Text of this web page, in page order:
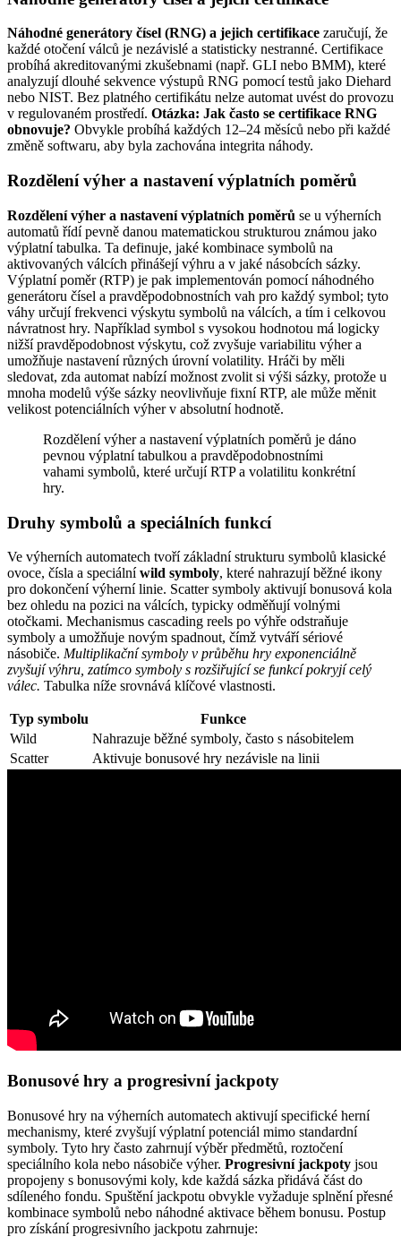
Náhodné generátory čísel (RNG) a jejich certifikace zaručují, že
každé otočení válců je nezávislé a statisticky nestranné. Certifikace
probíhá akreditovanými zkušebnami (např. GLI nebo BMM), které
analyzují dlouhé sekvence výstupů RNG pomocí testů jako Diehard
nebo NIST. Bez platného certifikátu nelze automat uvést do provozu
v regulovaném prostředí. Otázka: Jak často se certifikace RNG
obnovuje? Obvykle probíhá každých 12–24 měsíců nebo při každé
změně softwaru, aby byla zachována integrita náhody.
Rozdělení výher a nastavení výplatních poměrů
Rozdělení výher a nastavení výplatních poměrů se u výherních
automatů řídí pevně danou matematickou strukturou známou jako
výplatní tabulka. Ta definuje, jaké kombinace symbolů na
aktivovaných válcích přinášejí výhru a v jaké násobcích sázky.
Výplatní poměr (RTP) je pak implementován pomocí náhodného
generátoru čísel a pravděpodobnostních vah pro každý symbol; tyto
váhy určují frekvenci výskytu symbolů na válcích, a tím i celkovou
návratnost hry. Například symbol s vysokou hodnotou má logicky
nižší pravděpodobnost výskytu, což zvyšuje variabilitu výher a
umožňuje nastavení různých úrovní volatility. Hráči by měli
sledovat, zda automat nabízí možnost zvolit si výši sázky, protože u
mnoha modelů výše sázky neovlivňuje fixní RTP, ale může měnit
velikost potenciálních výher v absolutní hodnotě.
Rozdělení výher a nastavení výplatních poměrů je dáno
pevnou výplatní tabulkou a pravděpodobnostními
vahami symbolů, které určují RTP a volatilitu konkrétní
hry.
Druhy symbolů a speciálních funkcí
Ve výherních automatech tvoří základní strukturu symbolů klasické
ovoce, čísla a speciálníwild symboly, které nahrazují běžné ikony
pro dokončení výherní linie. Scatter symboly aktivují bonusová kola
bez ohledu na pozici na válcích, typicky odměňují volnými
otočkami. Mechanismus cascading reels po výhře odstraňuje
symboly a umožňuje novým spadnout, čímž vytváří sériové
násobiče. Multiplikační symboly v průběhu hry exponenciálně
zvyšují výhru, zatímco symboly s rozšiřující se funkcí pokryjí celý
válec. Tabulka níže srovnává klíčové vlastnosti.
Typ symbolu
Funkce
Wild
Nahrazuje běžné symboly, často s násobitelem
Scatter
Aktivuje bonusové hry nezávisle na linii
Bonusové hry a progresivní jackpoty
Bonusové hry na výherních automatech aktivují specifické herní
mechanismy, které zvyšují výplatní potenciál mimo standardní
symboly. Tyto hry často zahrnují výběr předmětů, roztočení
speciálního kola nebo násobiče výher. Progresivní jackpoty jsou
propojeny s bonusovými koly, kde každá sázka přidává část do
sdíleného fondu. Spuštění jackpotu obvykle vyžaduje splnění přesné
kombinace symbolů nebo náhodné aktivace během bonusu. Postup
pro získání progresivního jackpotu zahrnuje: